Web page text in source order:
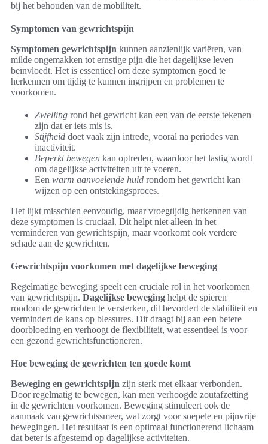
bij het behouden van de mobiliteit.
Symptomen van gewrichtspijn
Symptomen gewrichtspijn kunnen aanzienlijk variëren, van
milde ongemakken tot ernstige pijn die het dagelijkse leven
beïnvloedt. Het is essentieel om deze symptomen goed te
herkennen om tijdig te kunnen ingrijpen en problemen te
voorkomen.
Zwelling rond het gewricht kan een van de eerste tekenen
zijn dat er iets mis is.
Stijfheid doet vaak zijn intrede, vooral na periodes van
inactiviteit.
Beperkt bewegen kan optreden, waardoor het lastig wordt
om dagelijkse activiteiten uit te voeren.
Een warm aanvoelende huid rondom het gewricht kan
wijzen op een ontstekingsproces.
Het lijkt misschien eenvoudig, maar vroegtijdig herkennen van
deze symptomen is cruciaal. Dit helpt niet alleen in het
verminderen van gewrichtspijn, maar voorkomt ook verdere
schade aan de gewrichten.
Gewrichtspijn voorkomen met dagelijkse beweging
Regelmatige beweging speelt een cruciale rol in het voorkomen
van gewrichtspijn. Dagelijkse beweging helpt de spieren
rondom de gewrichten te versterken, dit bevordert de stabiliteit en
vermindert de kans op blessures. Dit draagt bij aan een betere
doorbloeding en verhoogt de flexibiliteit, wat essentieel is voor
een gezond gewrichtsfunctioneren.
Hoe beweging de gewrichten ten goede komt
Beweging en gewrichtspijn zijn sterk met elkaar verbonden.
Door regelmatig te bewegen, kan men verhoogde zoutafzetting
in de gewrichten voorkomen. Beweging stimuleert ook de
aanmaak van gewrichtssmeer, wat zorgt voor soepele en pijnvrije
bewegingen. Het resultaat is een optimaal functionerend lichaam
dat beter is afgestemd op dagelijkse activiteiten.